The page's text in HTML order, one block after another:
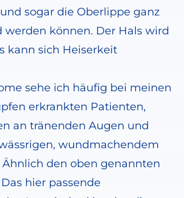
sogar die Oberlippe ganz
werden können. Der Hals wird
kann sich Heiserkeit
sehe ich häufig bei meinen
erkrankten Patienten,
an tränenden Augen und
wundmachendem
Ähnlich den oben genannten
hier passende